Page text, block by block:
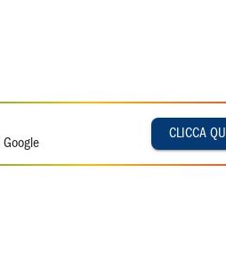
Google
CLICCA QUI